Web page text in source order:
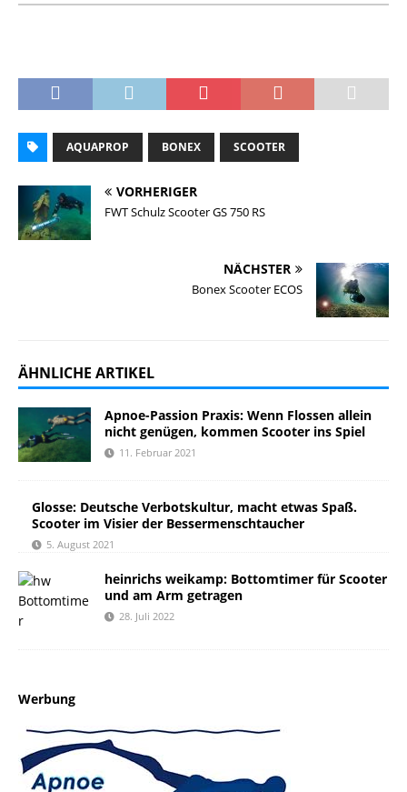
AQUAPROP BONEX SCOOTER
VORHERIGER
FWT Schulz Scooter GS 750 RS
NÄCHSTER
Bonex Scooter ECOS
ÄHNLICHE ARTIKEL
Apnoe-Passion Praxis: Wenn Flossen allein
nicht genügen, kommen Scooter ins Spiel
11. Februar 2021
Glosse: Deutsche Verbotskultur, macht etwas Spaß.
Scooter im Visier der Bessermenschtaucher
5. August 2021
heinrichs weikamp: Bottomtimer für Scooter
und am Arm getragen
28. Juli 2022
Werbung